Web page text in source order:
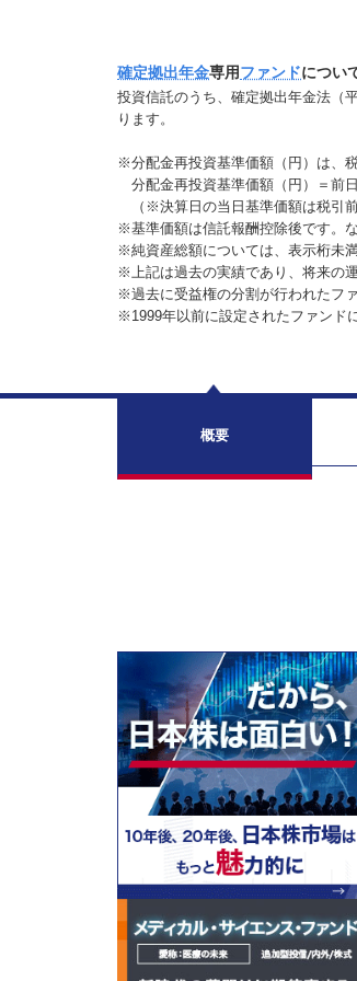
確定拠出年金専用ファンドについ
投資信託のうち、確定拠出年金法（
ります。
※分配金再投資基準価額（円）は、
分配金再投資基準価額（円）＝前
（※決算日の当日基準価額は税引
※基準価額は信託報酬控除後です。
※純資産総額については、表示桁未
※上記は過去の実績であり、将来の
※過去に受益権の分割が行われたフ
※1999年以前に設定されたファンド
概要